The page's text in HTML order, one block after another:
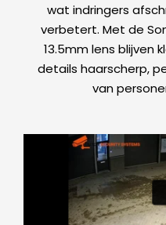
wat indringers
verbetert. Met de
13.5mm lens blijven
details haarscherp,
van